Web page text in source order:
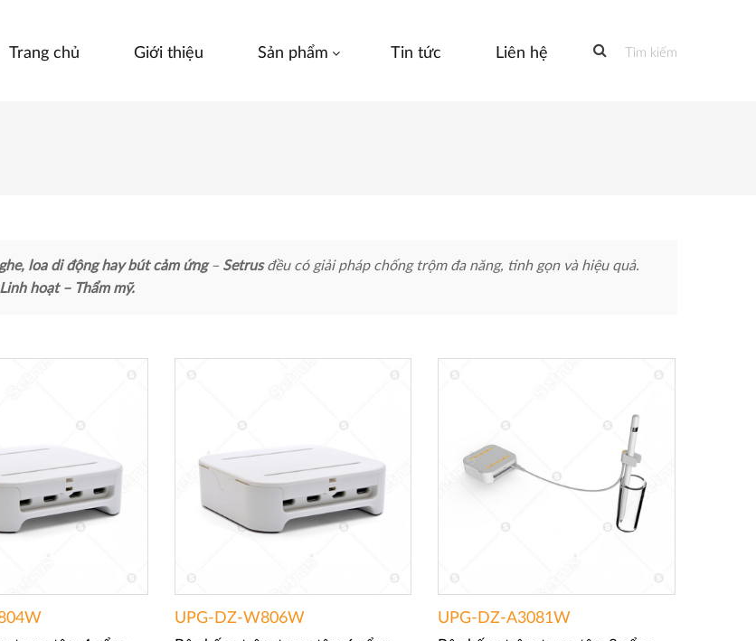
Tìm kiếm
Trang chủ Giới thiệu Sản phẩm Tin tức Liên hệ
loa di động hay bút cảm ứng– Setrusđều có giải pháp chống trộm đa năng, tinh gọn và hiệu quả.
hoạt – Thẩm mỹ.
UPG-DZ-W806W UPG-DZ-A3081W